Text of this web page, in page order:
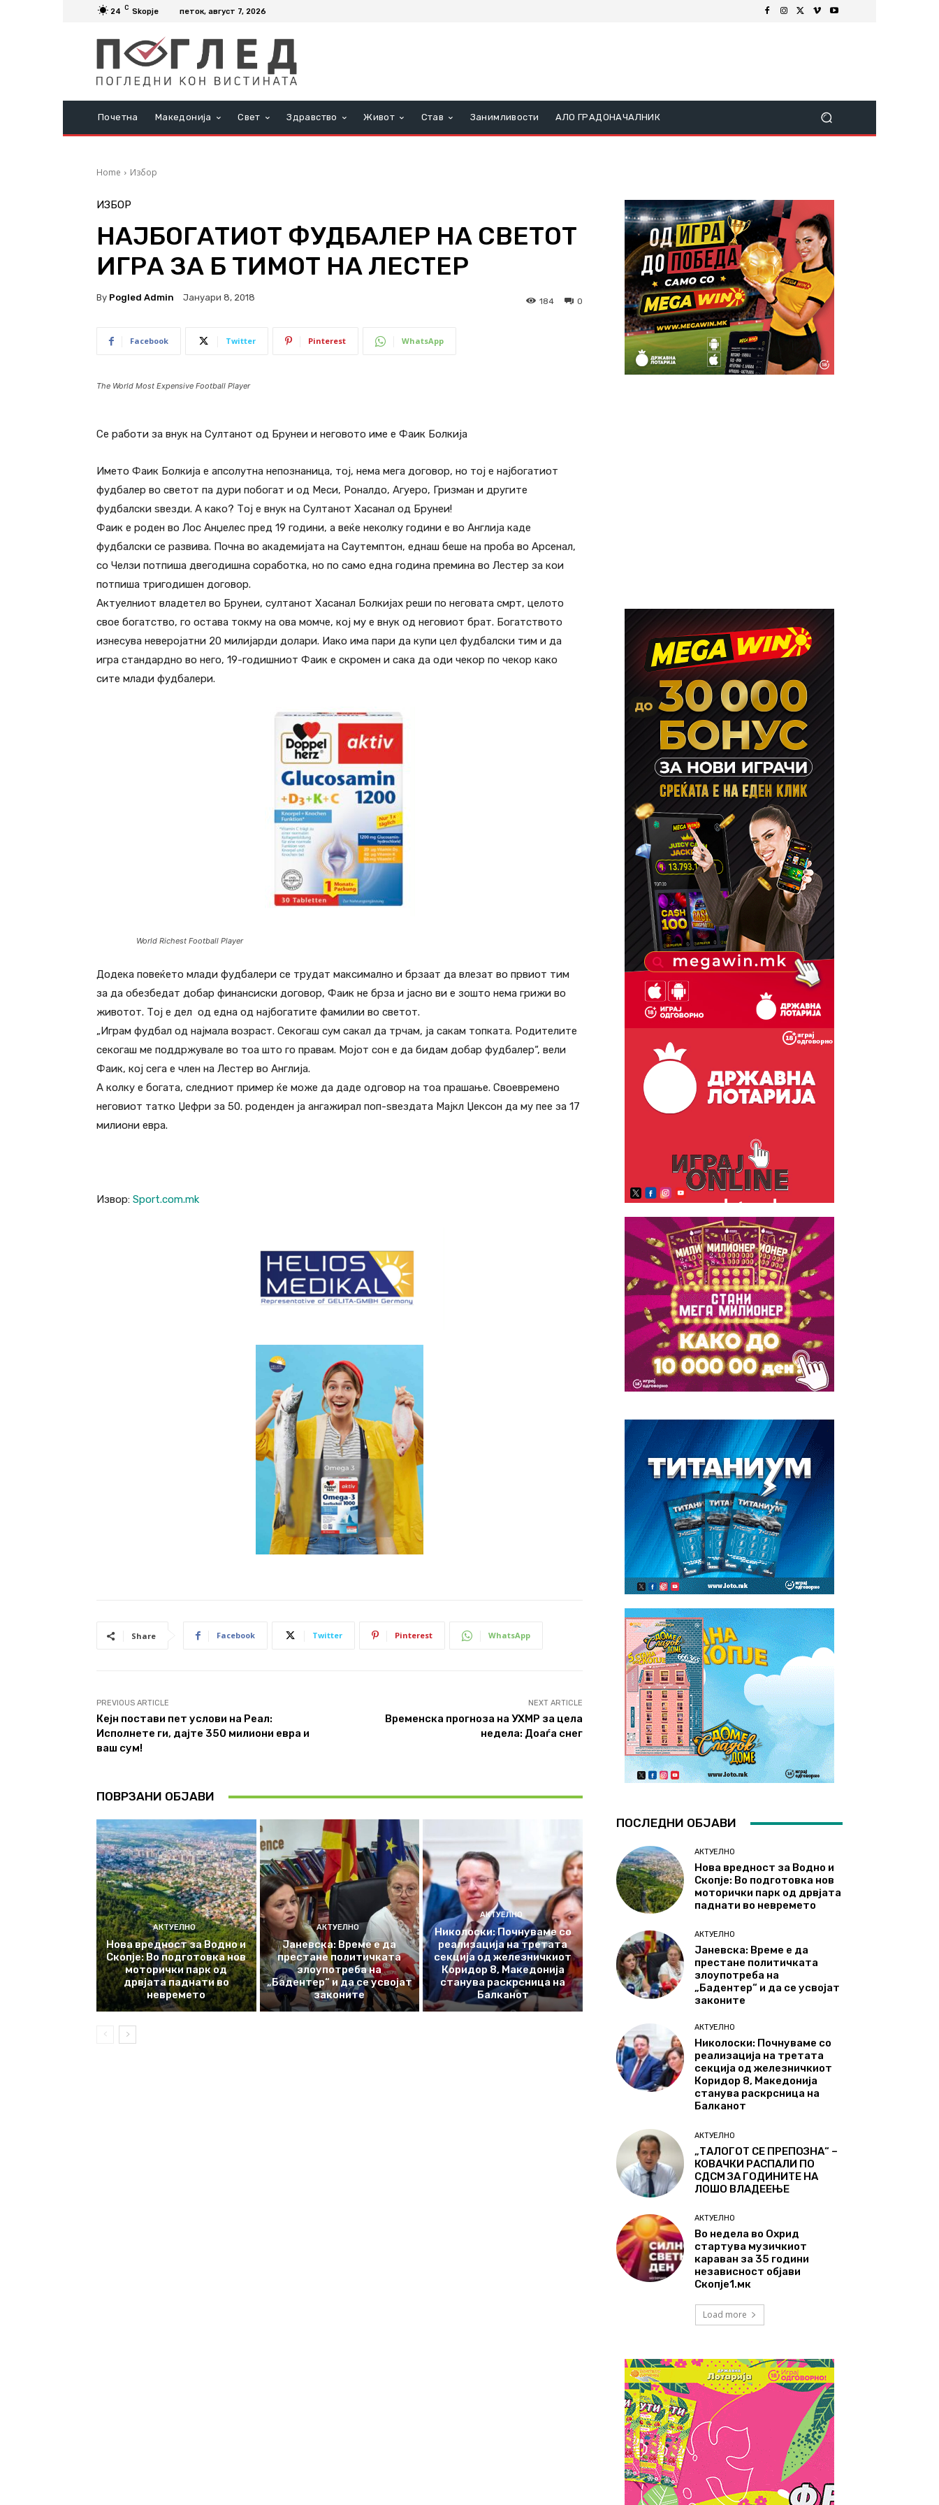
24 C Skopje петок, август 7, 2026
Почетна Македонија Свет Здравство Живот Став Занимливости АЛО ГРАДОНАЧАЛНИК
Home Избор
ИЗБОР
НАЈБОГАТИОТ ФУДБАЛЕР НА СВЕТОТ
ИГРА ЗА Б ТИМОТ НА ЛЕСТЕР
By Pogled Admin Јануари 8, 2018 0
184
Facebook Twitter Pinterest WhatsApp
The World Most Expensive Football Player
Се работи за внук на Султанот од Брунеи и неговото име е Фаик Болкија
Името Фаик Болкија е апсолутна непознаница, тој, нема мега договор, но тој е најбогатиот
фудбалер во светот па дури побогат и од Меси, Роналдо, Агуеро, Гризман и другите
фудбалски ѕвезди. А како? Тој е внук на Султанот Хасанал од Брунеи!
Фаик е роден во Лос Анџелес пред 19 години, а веќе неколку години е во Англија каде
фудбалски се развива. Почна во академијата на Саутемптон, еднаш беше на проба во Арсенал,
со Челзи потпиша двегодишна соработка, но по само една година премина во Лестер за кои
потпиша тригодишен договор.
Актуелниот владетел во Брунеи, султанот Хасанал Болкијах реши по неговата смрт, целото
свое богатство, го остава токму на ова момче, кој му е внук од неговиот брат. Богатството
изнесува неверојатни 20 милијарди долари. Иако има пари да купи цел фудбалски тим и да
игра стандардно во него, 19-годишниот Фаик е скромен и сака да оди чекор по чекор како
сите млади фудбалери.
World Richest Football Player
Додека повеќето млади фудбалери се трудат максимално и брзаат да влезат во првиот тим
за да обезбедат добар финансиски договор, Фаик не брза и јасно ви е зошто нема грижи во
животот. Тој е дел од една од најбогатите фамилии во светот.
„Играм фудбал од најмала возраст. Секогаш сум сакал да трчам, ја сакам топката. Родителите
секогаш ме поддржувале во тоа што го правам. Мојот сон е да бидам добар фудбалер“, вели
Фаик, кој сега е член на Лестер во Англија.
А колку е богата, следниот пример ќе може да даде одговор на тоа прашање. Своевремено
неговиот татко Џефри за 50. роденден ја ангажирал поп-ѕвездата Мајкл Џексон да му пее за 17
милиони евра.
Извор: Sport.com.mk
Share Facebook Twitter Pinterest WhatsApp
PREVIOUS ARTICLE
Кејн постави пет услови на Реал:
Исполнете ги, дајте 350 милиони евра и
ваш сум!
NEXT ARTICLE
Временска прогноза на УХМР за цела
недела: Доаѓа снег
ПОВРЗАНИ ОБЈАВИ
АКТУЕЛНО
Нова вредност за Водно и
Скопје: Во подготовка нов
моторички парк од
дрвјата паднати во
невремето
АКТУЕЛНО
Јаневска: Време е да
престане политичката
злоупотреба на
„Бадентер“ и да се усвојат
законите
АКТУЕЛНО
Николоски: Почнуваме со
реализација на третата
секција од железничкиот
Коридор 8, Македонија
станува раскрсница на
Балканот
ПОСЛЕДНИ ОБЈАВИ
АКТУЕЛНО
Нова вредност за Водно и
Скопје: Во подготовка нов
моторички парк од дрвјата
паднати во невремето
АКТУЕЛНО
Јаневска: Време е да
престане политичката
злоупотреба на
„Бадентер“ и да се усвојат
законите
АКТУЕЛНО
Николоски: Почнуваме со
реализација на третата
секција од железничкиот
Коридор 8, Македонија
станува раскрсница на
Балканот
АКТУЕЛНО
„ТАЛОГОТ СЕ ПРЕПОЗНА“ –
КОВАЧКИ РАСПАЛИ ПО
СДСМ ЗА ГОДИНИТЕ НА
ЛОШО ВЛАДЕЕЊЕ
АКТУЕЛНО
Во недела во Охрид
стартува музичкиот
караван за 35 години
независност објави
Скопје1.мк
Load more